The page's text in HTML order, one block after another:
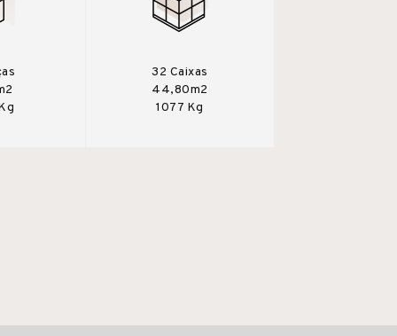
32 Caixas
44,80m2
1077 Kg